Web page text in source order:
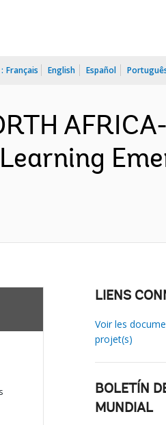
Français English Español
AFRICA-
LIENS
Voir les
projet(s)
BOLETÍN
MUNDIAL